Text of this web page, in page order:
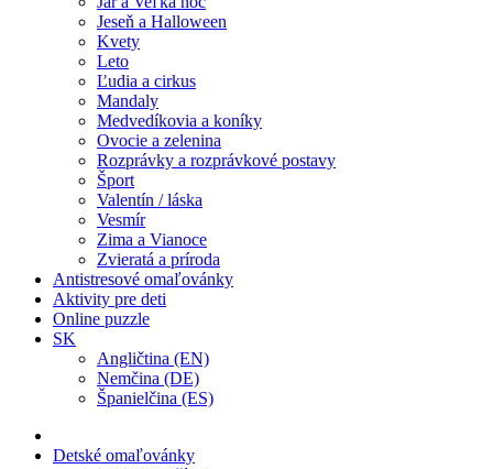
Jeseň a Halloween
Kvety
Leto
Ľudia a cirkus
Mandaly
Medvedíkovia a koníky
Ovocie a zelenina
Rozprávky a rozprávkové postavy
Šport
Valentín / láska
Vesmír
Zima a Vianoce
Zvieratá a príroda
Antistresové omaľovánky
Aktivity pre deti
Online puzzle
SK
Angličtina (EN)
Nemčina (DE)
Španielčina (ES)
Detské omaľovánky